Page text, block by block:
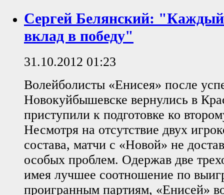
Сергей Белянский: "Каждый
вклад в победу"
31.10.2012 01:23
Волейболисты «Енисея» после
Новокуйбышевске вернулись в
приступили к подготовке ко
Несмотря на отсутствие двух
состава, матчи с «Новой» не
особых проблем. Одержав две
имея лучшее соотношение по
проигранным партиям, «Енисей»